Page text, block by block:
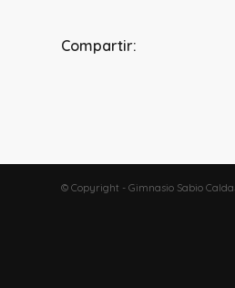
Compartir:
© Copyright - Gimnasio Sabio